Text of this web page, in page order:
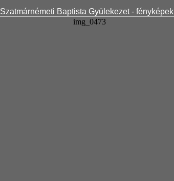
Szatmárnémeti Baptista Gyülekezet - fényképek